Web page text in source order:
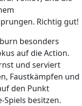
Richtig gut!
besonders
auf die Action.
und serviert
Faustkämpfen und
den Punkt
besitzen.